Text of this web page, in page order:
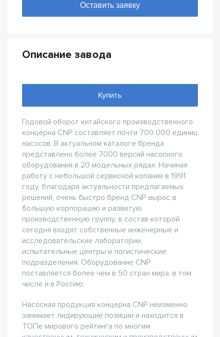
Описание завода
Купить
Годовой оборот китайского производственного
концерна CNP составляет почти 700 000 единиц
насосов. В актуальном каталоге бренда
представлено более 7000 версий насосного
оборудования в 20 модельных рядах. Начиная
работу с небольшой сервисной копании в 1991
году, благодаря актуальности предлагаемых
решений, очень быстро бренд CNP вырос в
большую корпорацию и развитую
производственную группу, в состав которой
сегодня входят собственные инженерные и
исследовательские лаборатории,
испытательные центры и логистические
подразделения. Оборудование CNP
поставляется более чем в 50 стран мира, в том
числе и в Россию.
Насосная продукция концерна CNP неизменно
занимает лидирующие позиции и находится в
ТОПе мирового рейтинга по многим